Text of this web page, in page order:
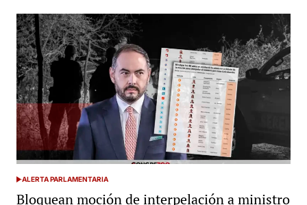
POSTED
IN
ALERTA PARLAMENTARIA
Bloquean moción de interpelación a ministro